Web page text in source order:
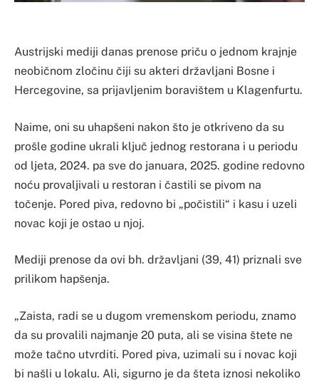
Austrijski mediji danas prenose priču o jednom krajnje
neobičnom zločinu čiji su akteri državljani Bosne i
Hercegovine, sa prijavljenim boravištem u Klagenfurtu.
Naime, oni su uhapšeni nakon što je otkriveno da su
prošle godine ukrali ključ jednog restorana i u periodu
od ljeta, 2024. pa sve do januara, 2025. godine redovno
noću provaljivali u restoran i častili se pivom na
točenje. Pored piva, redovno bi „počistili“ i kasu i uzeli
novac koji je ostao u njoj.
Mediji prenose da ovi bh. državljani (39, 41) priznali sve
prilikom hapšenja.
„Zaista, radi se u dugom vremenskom periodu, znamo
da su provalili najmanje 20 puta, ali se visina štete ne
može tačno utvrditi. Pored piva, uzimali su i novac koji
bi našli u lokalu. Ali, sigurno je da šteta iznosi nekoliko